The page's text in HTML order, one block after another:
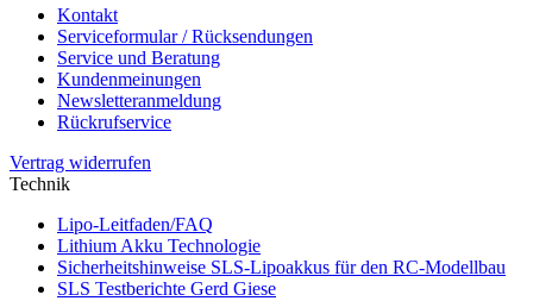
Kontakt
Serviceformular / Rücksendungen
Service und Beratung
Kundenmeinungen
Newsletteranmeldung
Rückrufservice
Vertrag widerrufen
Technik
Lipo-Leitfaden/FAQ
Lithium Akku Technologie
Sicherheitshinweise SLS-Lipoakkus für den RC-Modellbau
SLS Testberichte Gerd Giese